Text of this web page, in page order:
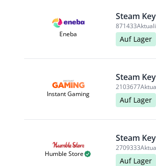
Eneba
Steam Key
871433
Auf Lager
Instant Gaming
Steam Key
2103677
Auf Lager
Humble Store
Steam Key
2709333
Auf Lager